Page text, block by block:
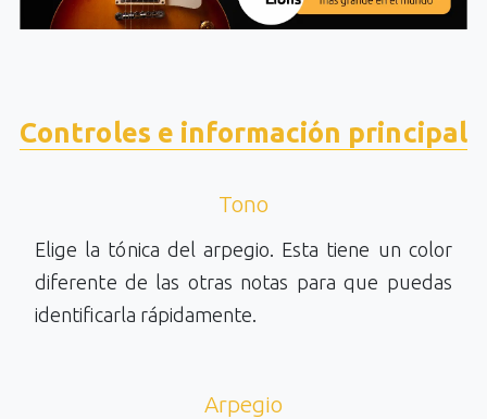
Controles e información principal
Tono
Elige la tónica del arpegio. Esta tiene un color
diferente de las otras notas para que puedas
identificarla rápidamente.
Arpegio